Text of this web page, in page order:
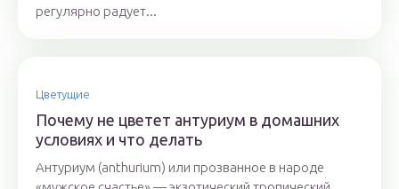
регулярно радует...
Цветущие
Почему не цветет антуриум в домашних
условиях и что делать
Антуриум (anthurium) или прозванное в народе